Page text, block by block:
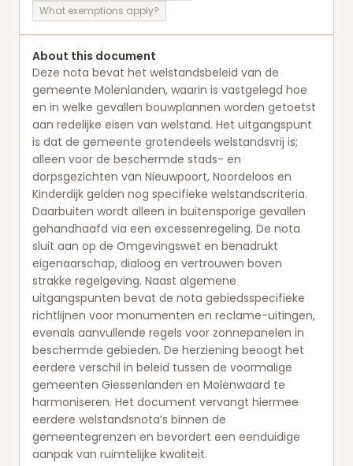
What exemptions apply?
About this document
Deze nota bevat het welstandsbeleid van de
gemeente Molenlanden, waarin is vastgelegd hoe
en in welke gevallen bouwplannen worden getoetst
aan redelijke eisen van welstand. Het uitgangspunt
is dat de gemeente grotendeels welstandsvrij is;
alleen voor de beschermde stads- en
dorpsgezichten van Nieuwpoort, Noordeloos en
Kinderdijk gelden nog specifieke welstandscriteria.
Daarbuiten wordt alleen in buitensporige gevallen
gehandhaafd via een excessenregeling. De nota
sluit aan op de Omgevingswet en benadrukt
eigenaarschap, dialoog en vertrouwen boven
strakke regelgeving. Naast algemene
uitgangspunten bevat de nota gebiedsspecifieke
richtlijnen voor monumenten en reclame-uitingen,
evenals aanvullende regels voor zonnepanelen in
beschermde gebieden. De herziening beoogt het
eerdere verschil in beleid tussen de voormalige
gemeenten Giessenlanden en Molenwaard te
harmoniseren. Het document vervangt hiermee
eerdere welstandsnota’s binnen de
gemeentegrenzen en bevordert een eenduidige
aanpak van ruimtelijke kwaliteit.